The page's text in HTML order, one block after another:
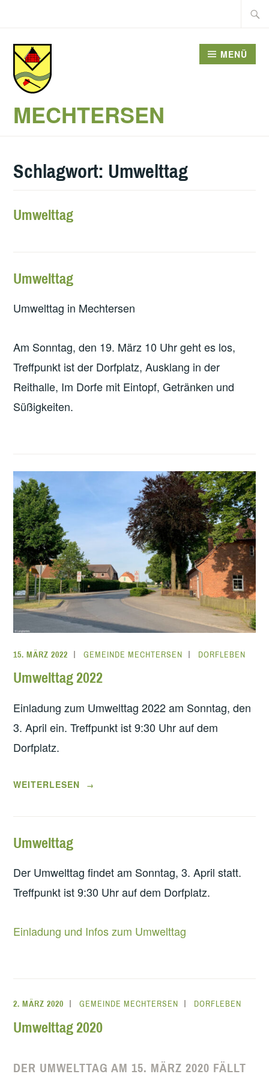
springen
Suche
MECHTERSEN
MENÜ
Schlagwort: Umwelttag
Umwelttag
Umwelttag
Umwelttag in Mechtersen
Am Sonntag, den 19. März 10 Uhr geht es los,
Treffpunkt ist der Dorfplatz, Ausklang in der
Reithalle, Im Dorfe mit Eintopf, Getränken und
Süßigkeiten.
15. MÄRZ 2022 GEMEINDE MECHTERSEN DORFLEBEN
Umwelttag 2022
Einladung zum Umwelttag 2022 am Sonntag, den
3. April ein. Treffpunkt ist 9:30 Uhr auf dem
Dorfplatz.
„UMWELTTAG
WEITERLESEN →
Umwelttag
Der Umwelttag findet am Sonntag, 3. April statt.
Treffpunkt ist 9:30 Uhr auf dem Dorfplatz.
Einladung und Infos zum Umwelttag
2. MÄRZ 2020 GEMEINDE MECHTERSEN DORFLEBEN
Umwelttag 2020
DER UMWELTTAG AM 15. MÄRZ 2020 FÄLLT